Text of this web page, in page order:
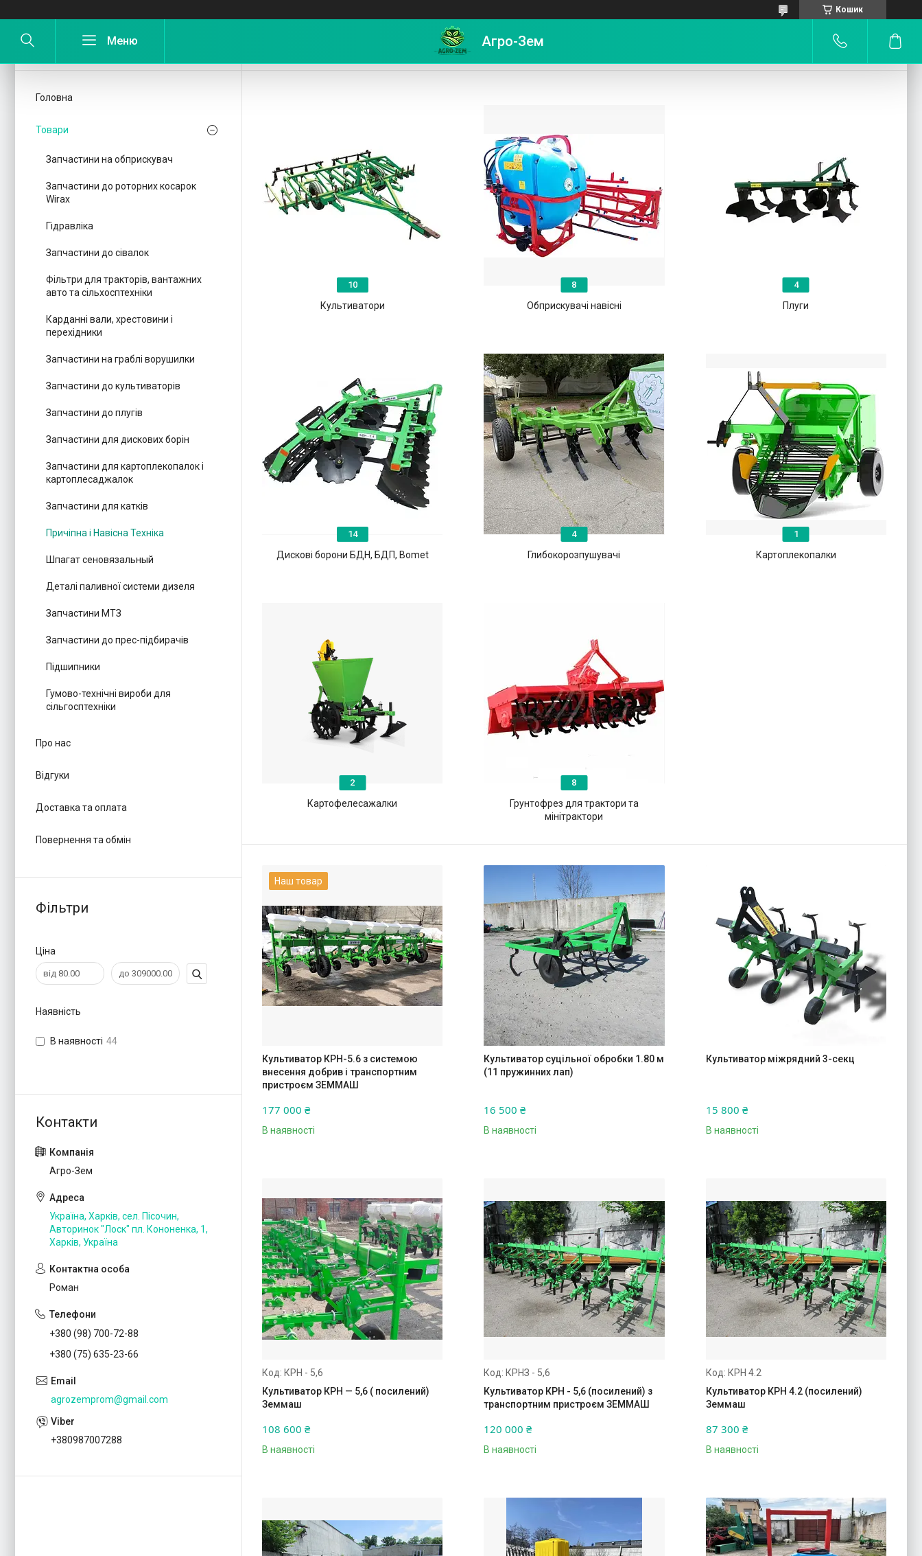
Кошик
Агро-Зем
Причіпна і Навісна Техніка
Культиватори
10
Обприскувачі навісні
8
Плуги
4
Дискові борони БДН, БДП, Bomet
14
Глибокорозпушувачі
4
Картоплекопалки
1
Картофелесажалки
2
Грунтофрез для трактори та
мінітрактори
8
Наш товар
Культиватор КРН-5.6 з системою
внесення добрив і транспортним
пристроєм ЗЕММАШ
177 000 ₴
В наявності
Культиватор суцільної обробки 1.80 м
(11 пружинних лап)
16 500 ₴
В наявності
Культиватор міжрядний 3-секц
15 800 ₴
В наявності
КРН - 5,6
Культиватор КРН — 5,6 ( посилений)
Земмаш
108 600 ₴
В наявності
КРНЗ - 5,6
Культиватор КРН - 5,6 (посилений) з
транспортним пристроєм ЗЕММАШ
120 000 ₴
В наявності
КРН 4.2
Культиватор КРН 4.2 (посилений)
Земмаш
87 300 ₴
В наявності
Головна
Товари
Запчастини на обприскувач
Запчастини до роторних косарок
Wirax
Гідравліка
Запчастини до сівалок
Фільтри для тракторів, вантажних
авто та сільхосптехніки
Карданні вали, хрестовини і
перехідники
Запчастини на граблі ворушилки
Запчастини до культиваторів
Запчастини до плугів
Запчастини для дискових борін
Запчастини для картоплекопалок і
картоплесаджалок
Запчастини для катків
Причіпна і Навісна Техніка
Шпагат сеновязальный
Деталі паливної системи дизеля
Запчастини МТЗ
Запчастини до прес-підбирачів
Підшипники
Гумово-технічні вироби для
сільгосптехніки
Про нас
Відгуки
Доставка та оплата
Повернення та обмін
Фільтри
Ціна
Наявність
В наявності 44
Агро-Зем
Україна, Харків, сел. Пісочин,
Авторинок "Лоск" пл. Кононенка, 1,
Харків, Україна
Роман
+380 (98) 700-72-88
+380 (75) 635-23-66
agrozemprom@gmail.com
+380987007288